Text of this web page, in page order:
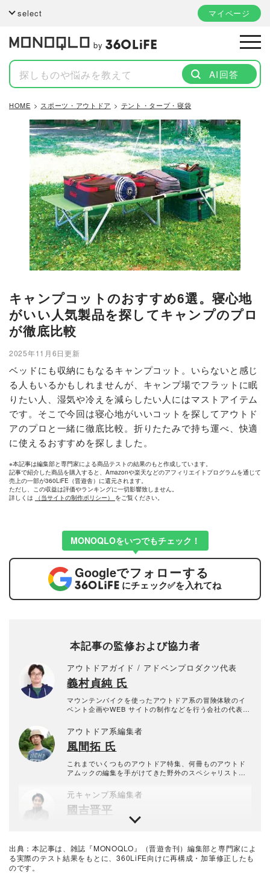
select マイページ
by
AI回答
HOME スポーツ・アウトドア テント・タープ・寝袋
キャンプコットのおすすめ6選。寝心地
がいい人気製品を探してキャンプのプロ
が徹底比較
2025年11月6日更新
ベッドにも収納にもなるキャンプコット。いらないと感じ
る人もいるかもしれませんが、キャンプ場でフラットに眠
りたい人、湿気や冷えを減らしたい人にはマストアイテム
です。そこで今回は寝心地がいいコットを探してアウトド
アのプロと一緒に徹底比較。折りたたみで持ち運べ、快適
に使えるおすすめを探しました。
※本記事は編集部と専門家による商品テストの結果のもと作成しています。
記事で紹介した商品を購入すると、Amazonや楽天などのアフィリエイトプログラムを通じて
売上の一部が360LiFE（晋遊舎）に還元されます。
ただし、この収益は評価やランキングに一切影響致しません。
詳しくは
（当サイトの制作ポリシー） をご覧ください。
MONOQLOをいつでもチェック！
Googleでフォローする
にチェック✅を入れてね
本記事の監修および協力者
アウトドアガイド / アドベンプロダクツ代表
義村貞純 氏
マウンテンバイクを使ったアウトドア系の冒険体験のイ
ベント企画やWEB サイトの制作などを行う会社の代表取
アウトドア系編集者
風間拓 氏
これまでいくつものアウトドア特集、何冊ものアウトド
アムックの編集を手がけてきた野外のスペシャリスト。
している。ユーザーの不便をいかに解決してくれるか
が、道具の真の魅力だと常に考え、新たな逸品探しに明
け暮れる毎日を過ごす。
元キャンプ系編集者
國吉晋平
キャンプ・アウトドア媒体の制作に従事。これまで日本
集者（多分）。
低山小道具研究家
出典：本記事は、雑誌『MONOQLO』（晋遊舎刊）編集部と専門家によ
る実際のテスト結果をもとに、360LiFE向けに再構成・加筆修正したも
のです。